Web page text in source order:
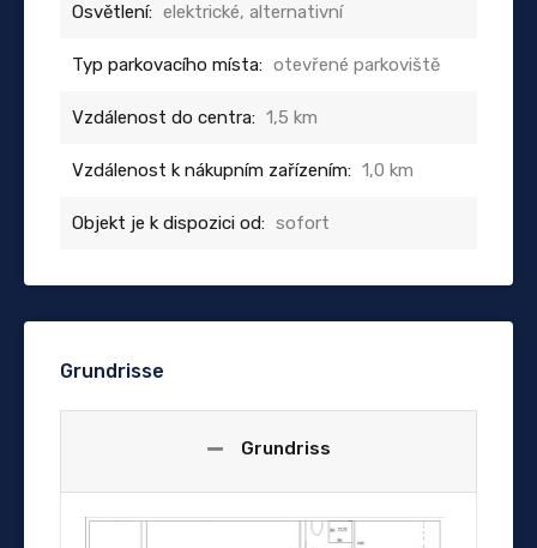
Osvětlení: elektrické, alternativní
Typ parkovacího místa: otevřené parkoviště
Vzdálenost do centra: 1,5 km
Vzdálenost k nákupním zařízením: 1,0 km
Objekt je k dispozici od: sofort
Grundrisse
Grundriss